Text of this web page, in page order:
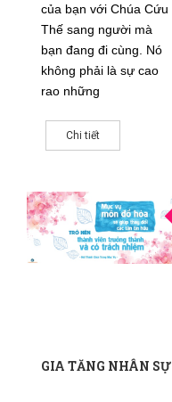
của bạn với Chúa Cứu
Thế sang người mà
bạn đang đi cùng. Nó
không phải là sự cao
rao những
Chi tiết
GIA TĂNG NHÂN SỰ